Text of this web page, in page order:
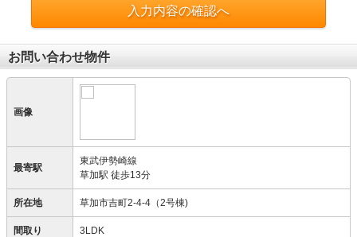
入力内容の確認へ
お問い合わせ物件
画像
最寄駅
東武伊勢崎線
草加駅 徒歩13分
所在地 草加市吉町2-4-4（2号棟)
間取り 3LDK